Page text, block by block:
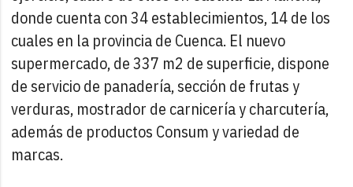
donde cuenta con 34 establecimientos, 14 de los
cuales en la provincia de Cuenca. El nuevo
supermercado, de 337 m2 de superficie, dispone
de servicio de panadería, sección de frutas y
verduras, mostrador de carnicería y charcutería,
además de productos Consum y variedad de
marcas.